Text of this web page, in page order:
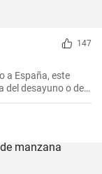
147
este
vuestras